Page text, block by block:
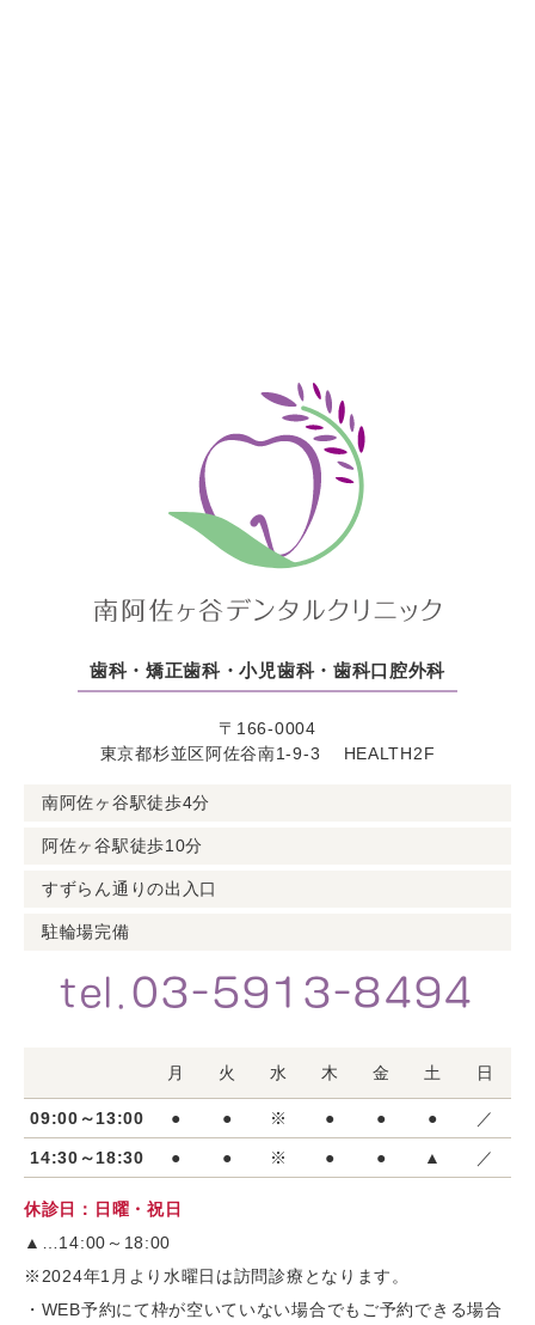
約システムもご利用ください。
歯科・矯正歯科・小児歯科・歯科口腔外科
〒166-0004
東京都杉並区阿佐谷南1-9-3 HEALTH2F
南阿佐ヶ谷駅徒歩4分
阿佐ヶ谷駅徒歩10分
すずらん通りの出入口
駐輪場完備
tel.03-5913-8494
月 火 水 木 金 土 日
09:00～13:00 ● ● ※ ● ● ● ／
14:30～18:30 ● ● ※ ● ● ▲ ／
休診日：日曜・祝日
▲…14:00～18:00
※2024年1月より水曜日は訪問診療となります。
・WEB予約にて枠が空いていない場合でもご予約できる場合